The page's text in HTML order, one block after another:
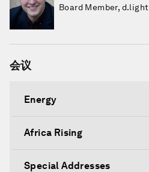
Board Member, d.light
会议
Energy
Africa Rising
Special Addresses